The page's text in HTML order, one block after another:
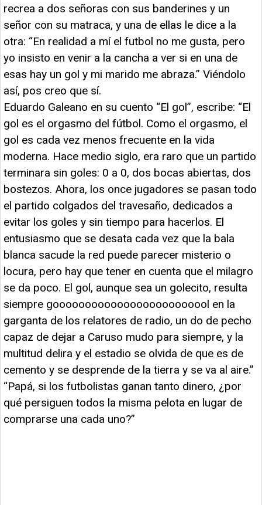
recrea a dos señoras con sus banderines y un
señor con su matraca, y una de ellas le dice a la
otra: “En realidad a mí el futbol no me gusta, pero
yo insisto en venir a la cancha a ver si en una de
esas hay un gol y mi marido me abraza.” Viéndolo
así, pos creo que sí.
Eduardo Galeano en su cuento “El gol”, escribe: “El
gol es el orgasmo del fútbol. Como el orgasmo, el
gol es cada vez menos frecuente en la vida
moderna. Hace medio siglo, era raro que un partido
terminara sin goles: 0 a 0, dos bocas abiertas, dos
bostezos. Ahora, los once jugadores se pasan todo
el partido colgados del travesaño, dedicados a
evitar los goles y sin tiempo para hacerlos. El
entusiasmo que se desata cada vez que la bala
blanca sacude la red puede parecer misterio o
locura, pero hay que tener en cuenta que el milagro
se da poco. El gol, aunque sea un golecito, resulta
siempre gooooooooooooooooooooooool en la
garganta de los relatores de radio, un do de pecho
capaz de dejar a Caruso mudo para siempre, y la
multitud delira y el estadio se olvida de que es de
cemento y se desprende de la tierra y se va al aire.”
“Papá, si los futbolistas ganan tanto dinero, ¿por
qué persiguen todos la misma pelota en lugar de
comprarse una cada uno?”